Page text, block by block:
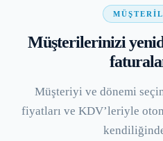
Müşterilerinizi
Müşteriyi ve dönemi
fiyatları ve KDV’leriyle